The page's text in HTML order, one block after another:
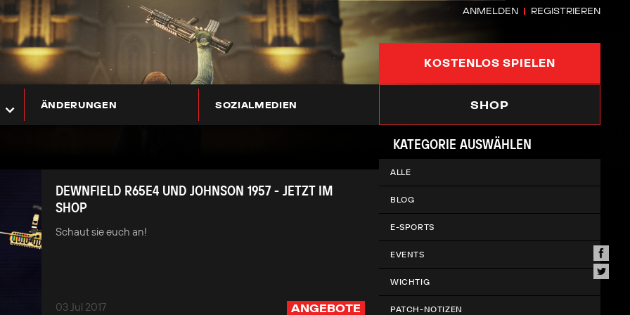
ANMELDEN REGISTRIEREN
KOSTENLOS SPIELEN
ÄNDERUNGEN SOZIALMEDIEN SHOP
DEWNFIELD R65E4 UND JOHNSON 1957 - JETZT IM
SHOP
Schaut sie euch an!
03 Jul 2017 ANGEBOTE
KATEGORIE AUSWÄHLEN
ALLE
BLOG
E-SPORTS
EVENTS
WICHTIG
PATCH-NOTIZEN